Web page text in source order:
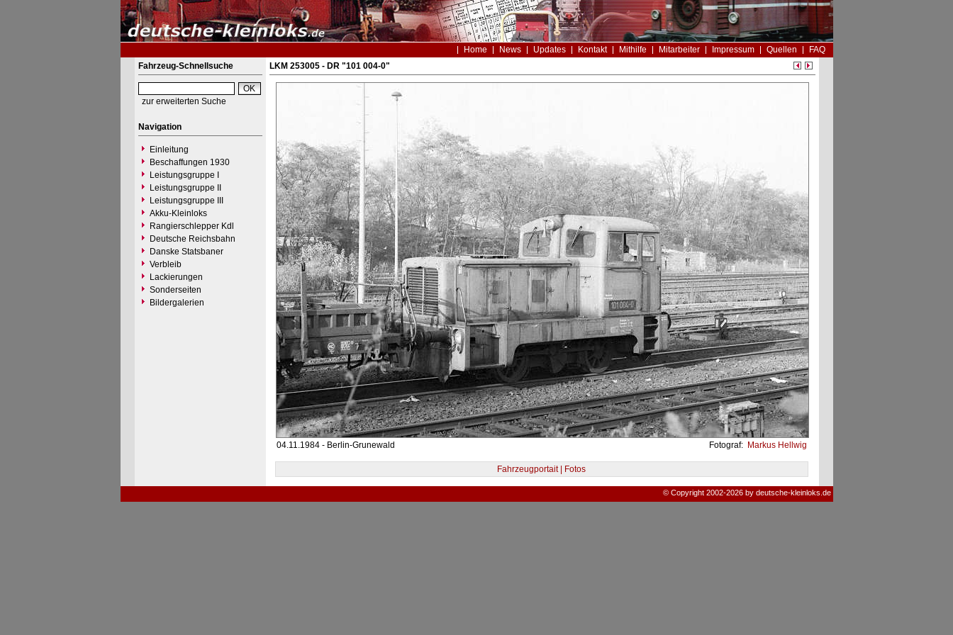
Home News Updates Kontakt Mithilfe Mitarbeiter Impressum Quellen
FAQ
Fahrzeug-Schnellsuche
zur erweiterten Suche
Navigation
Einleitung
Beschaffungen 1930
Leistungsgruppe I
Leistungsgruppe II
Leistungsgruppe III
Akku-Kleinloks
Rangierschlepper Kdl
Deutsche Reichsbahn
Danske Statsbaner
Verbleib
Lackierungen
Sonderseiten
Bildergalerien
LKM 253005 - DR "101 004-0"
04.11.1984 - Berlin-Grunewald Fotograf: Markus Hellwig
Fahrzeugportait | Fotos
© Copyright 2002-2026 by deutsche-kleinloks.de